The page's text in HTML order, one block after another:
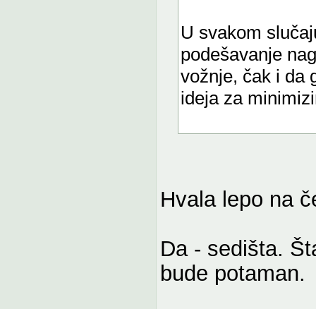
U svakom
podešavanje
vožnje, čak i da
ideja za
Hvala lepo na
Da - sedišta.
bude potaman.